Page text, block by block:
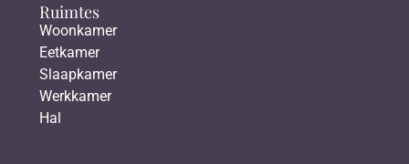
Ruimtes
Woonkamer
Eetkamer
Slaapkamer
Werkkamer
Hal